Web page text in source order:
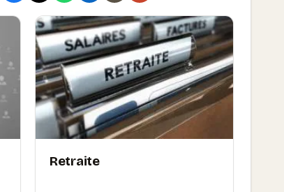
Retraite